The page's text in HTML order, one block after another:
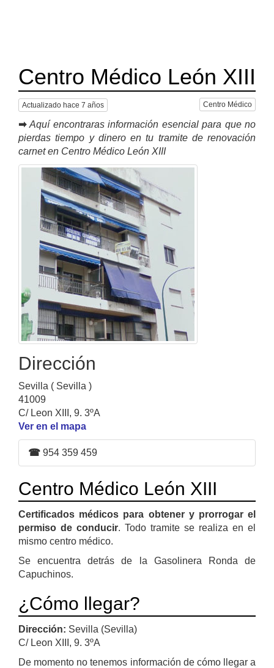
Centro Médico León XIII
Actualizado hace 7 años Centro Médico
➡ Aquí encontraras información esencial para que no
pierdas tiempo y dinero en tu tramite de renovación
carnet en Centro Médico León XIII
Dirección
Sevilla ( Sevilla )
41009
C/ Leon XIII, 9. 3ºA
Ver en el mapa
☎ 954 359 459
Centro Médico León XIII
Certificados médicos para obtener y prorrogar el
permiso de conducir. Todo tramite se realiza en el
mismo centro médico.
Se encuentra detrás de la Gasolinera Ronda de
Capuchinos.
¿Cómo llegar?
Dirección: Sevilla (Sevilla)
C/ Leon XIII, 9. 3ºA
De momento no tenemos información de cómo llegar a